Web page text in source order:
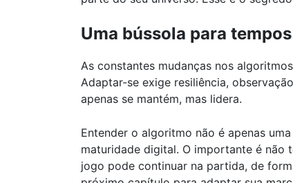
Uma bússola para
As constantes mudanças nos
Adaptar-se exige resiliência,
apenas se mantém, mas lidera.
Entender o algoritmo não é apenas
maturidade digital. O importante é não
jogo pode continuar na partida, de